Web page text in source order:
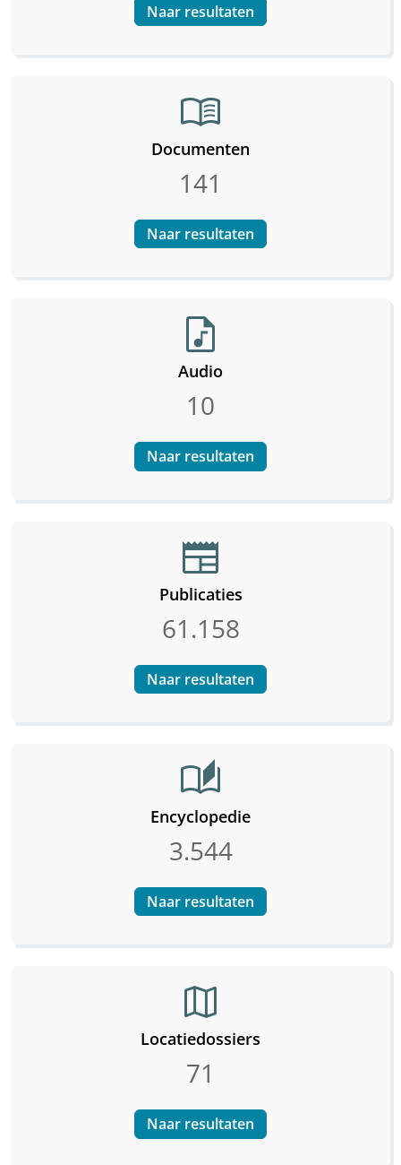
Naar resultaten
menu_book
Documenten
141
Naar resultaten
audio_file
Audio
10
Naar resultaten
newspaper
Publicaties
61.158
Naar resultaten
auto_stories
Encyclopedie
3.544
Naar resultaten
map
Locatiedossiers
71
Naar resultaten